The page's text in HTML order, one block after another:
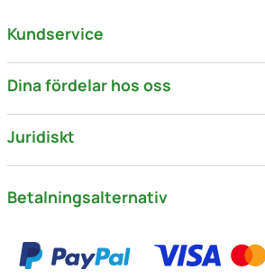
Kundservice
Dina fördelar hos oss
Juridiskt
Betalningsalternativ